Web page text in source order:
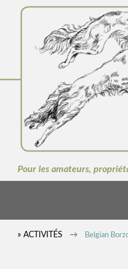
Pour les amateurs,
» ACTIVITÉS Belgian